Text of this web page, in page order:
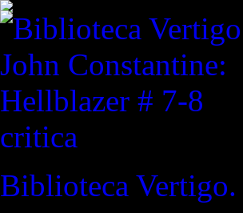
critica
Biblioteca